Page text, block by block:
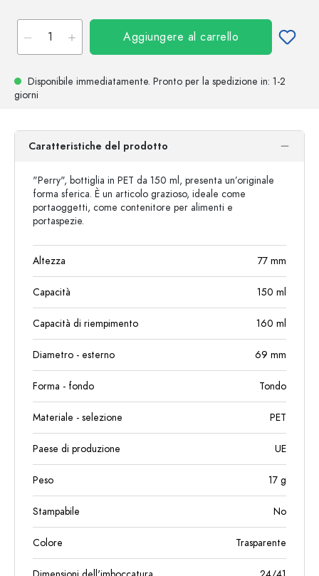
Aggiungere al carrello
Disponibile immediatamente. Pronto per la spedizione in: 1-2
giorni
Caratteristiche del prodotto
"Perry", bottiglia in PET da 150 ml, presenta un’originale
forma sferica. È un articolo grazioso, ideale come
portaoggetti, come contenitore per alimenti e
portaspezie.
Altezza 77 mm
Capacità 150 ml
Capacità di riempimento 160 ml
Diametro - esterno 69 mm
Forma - fondo Tondo
Materiale - selezione PET
Paese di produzione UE
Peso 17 g
Stampabile No
Colore Trasparente